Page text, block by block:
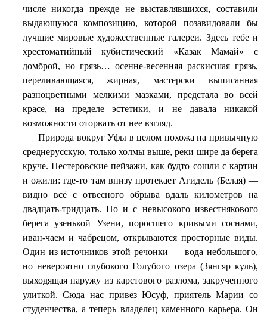
числе никогда прежде не выставлявшихся, составили
выдающуюся композицию, которой позавидовали бы
лучшие мировые художественные галереи. Здесь тебе и
хрестоматийный кубистический «Казак Мамай» с
домброй, но грязь… осенне-весенняя раскисшая грязь,
переливающаяся, жирная, мастерски выписанная
разноцветными мелкими мазками, предстала во всей
красе, на пределе эстетики, и не давала никакой
возможности оторвать от нее взгляд.
Природа вокруг Уфы в целом похожа на привычную
среднерусскую, только холмы выше, реки шире да берега
круче. Нестеровские пейзажи, как будто сошли с картин
и ожили: где-то там внизу протекает Агидель (Белая) —
видно всё с отвесного обрыва вдаль километров на
двадцать-тридцать. Но и с невысокого известнякового
берега узенькой Узени, поросшего кривыми соснами,
иван-чаем и чабрецом, открываются просторные виды.
Один из источников этой речонки — вода небольшого,
но невероятно глубокого Голубого озера (Зянгяр куль),
выходящая наружу из карстового разлома, закрученного
улиткой. Сюда нас привез Юсуф, приятель Марии со
студенчества, а теперь владелец каменного карьера. Он